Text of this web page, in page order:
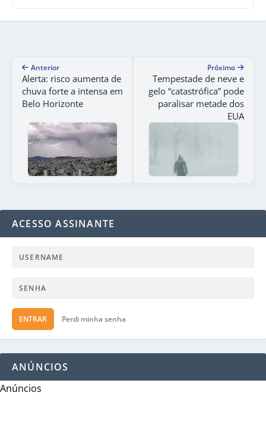
Anterior
Alerta: risco aumenta de
chuva forte a intensa em
Belo Horizonte
Próximo
Tempestade de neve e
gelo “catastrófica” pode
paralisar metade dos
EUA
ACESSO ASSINANTE
ENTRAR Perdi minha senha
ANÚNCIOS
Anúncios